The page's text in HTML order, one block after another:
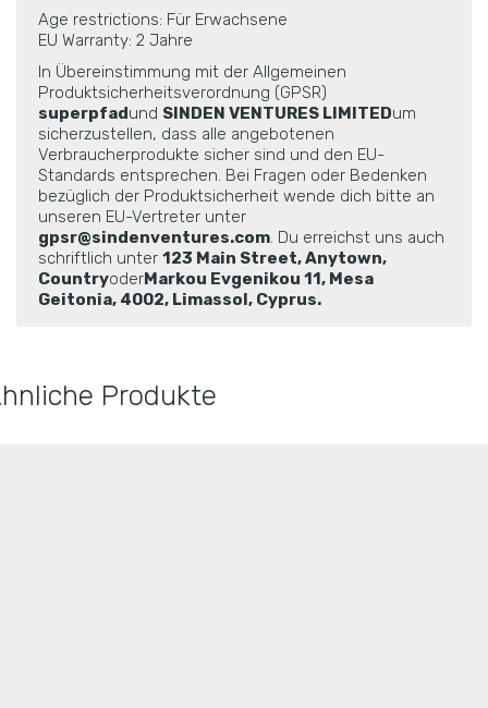
Age restrictions: Für Erwachsene
EU Warranty: 2 Jahre
In Übereinstimmung mit der Allgemeinen
Produktsicherheitsverordnung (GPSR)
superpfadund SINDEN VENTURES LIMITEDum
sicherzustellen, dass alle angebotenen
Verbraucherprodukte sicher sind und den EU-
Standards entsprechen. Bei Fragen oder Bedenken
bezüglich der Produktsicherheit wende dich bitte an
unseren EU-Vertreter unter
gpsr@sindenventures.com . Du erreichst uns auch
schriftlich unter 123 Main Street, Anytown,
CountryoderMarkou Evgenikou 11, Mesa
Geitonia, 4002, Limassol, Cyprus.
Produkte